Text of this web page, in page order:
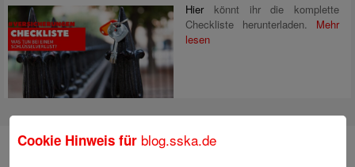
Hier könnt ihr die komplette
Checkliste herunterladen. Mehr
lesen
Suche
Cookie Hinweis für blog.sska.de